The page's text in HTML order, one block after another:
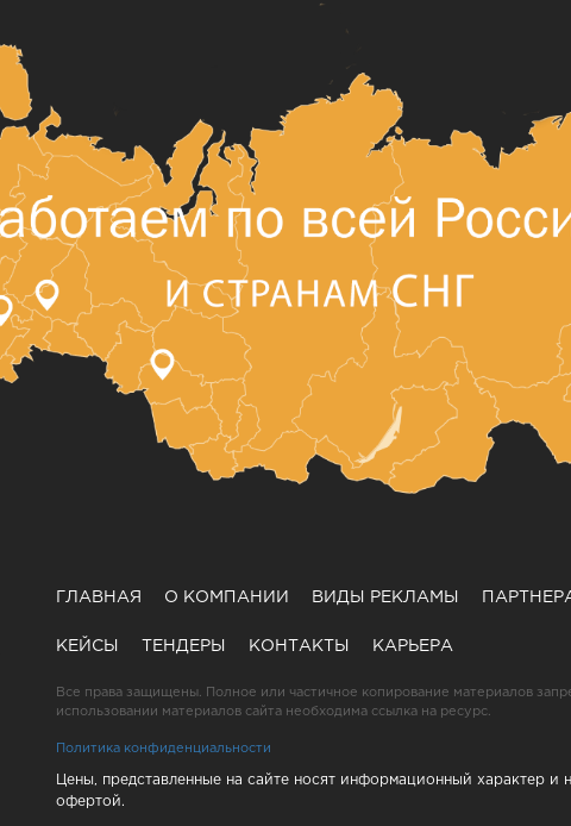
ГЛАВНАЯ О КОМПАНИИ ВИДЫ РЕКЛАМЫ
КЕЙСЫ ТЕНДЕРЫ КОНТАКТЫ КАРЬЕРА
Все права защищены. Полное или частичное копирование материалов
использовании материалов сайта необходима ссылка на ресурс.
Политика конфиденциальности
Цены, представленные на сайте носят информационный характер и
офертой.